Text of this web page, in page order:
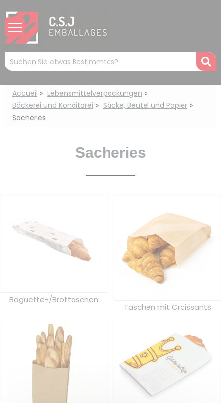
Mots
clés
:
Accueil
Lebensmittelverpackungen
Bäckerei und Konditorei
Säcke, Beutel und Papier
Sacheries
Sacheries
Baguette-/Brottaschen
Taschen mit Croissants